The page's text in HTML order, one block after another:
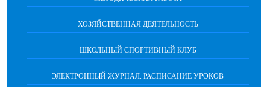
ХОЗЯЙСТВЕННАЯ ДЕЯТЕЛЬНОСТЬ
ШКОЛЬНЫЙ СПОРТИВНЫЙ КЛУБ
ЭЛЕКТРОННЫЙ ЖУРНАЛ. РАСПИСАНИЕ УРОКОВ